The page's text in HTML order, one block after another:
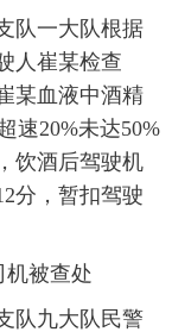
一大队根据
人崔某检查
某血液中酒精
速20%未达50%
饮酒后驾驶机
分，暂扣驾驶
被查处
九大队民警